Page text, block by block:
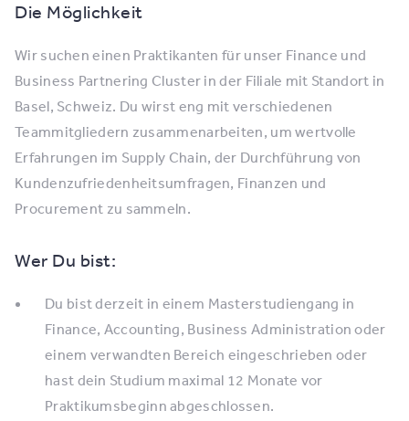
Die Möglichkeit
Wir suchen einen Praktikanten für unser Finance und
Business Partnering Cluster in der Filiale mit Standort in
Basel, Schweiz. Du wirst eng mit verschiedenen
Teammitgliedern zusammenarbeiten, um wertvolle
Erfahrungen im Supply Chain, der Durchführung von
Kundenzufriedenheitsumfragen, Finanzen und
Procurement zu sammeln.
Wer Du bist:
Du bist derzeit in einem Masterstudiengang in
Finance, Accounting, Business Administration oder
einem verwandten Bereich eingeschrieben oder
hast dein Studium maximal 12 Monate vor
Praktikumsbeginn abgeschlossen.